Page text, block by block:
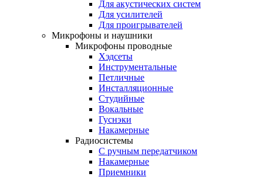
Для акустических систем
Для усилителей
Для проигрывателей
Микрофоны и наушники
Микрофоны проводные
Хэдсеты
Инструментальные
Петличные
Инсталляционные
Студийные
Вокальные
Гуснэки
Накамерные
Радиосистемы
С ручным передатчиком
Накамерные
Приемники